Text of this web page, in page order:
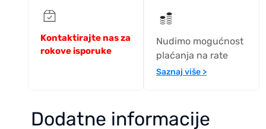
Kontaktirajte nas za
rokove isporuke
Nudimo mogućnost
plaćanja na rate
Saznaj više >
Dodatne informacije